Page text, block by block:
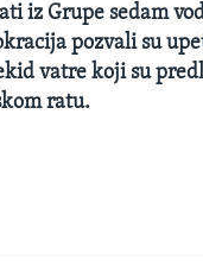
iz Grupe sedam
pozvali su
vatre koji su
ratu.